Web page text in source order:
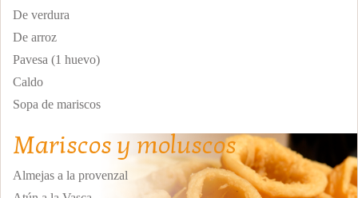
De verdura
De arroz
Pavesa (1 huevo)
Caldo
Sopa de mariscos
Mariscos y moluscos
Almejas a la provenzal